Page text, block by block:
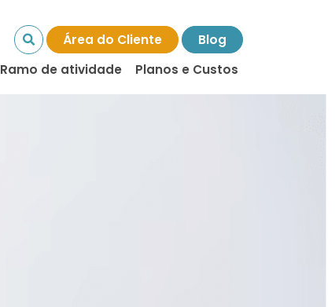
Área do Cliente
Blog
Ramo de atividade Planos e Custos